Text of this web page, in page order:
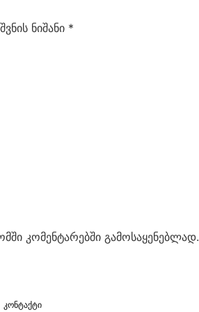
ნიშანი *
კომენტარებში გამოსაყენებლად.
კონტაქტი